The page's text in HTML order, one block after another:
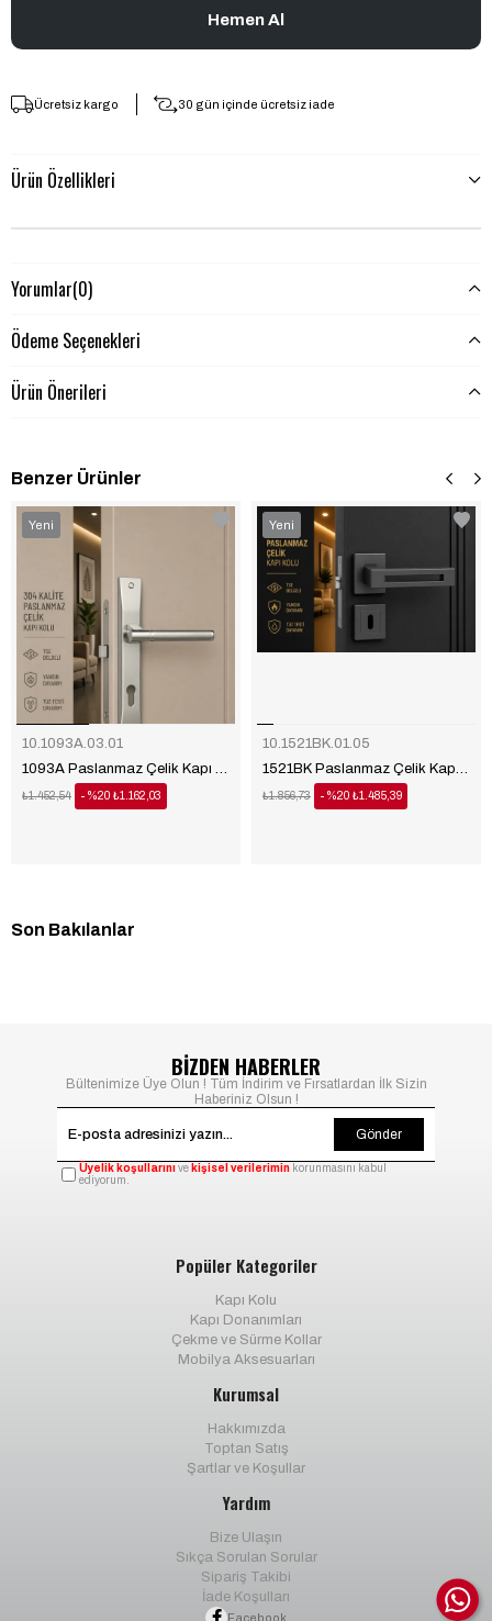
Ücretsiz kargo 30 gün içinde ücretsiz iade
Ürün Özellikleri
Yorumlar(0)
Ödeme Seçenekleri
Ürün Önerileri
Benzer Ürünler
10.1093A.03.01
1093A Paslanmaz Çelik Kapı Kolu
%20 ₺1.162,03
₺1.452,54
Yeni
10.1521BK.01.05
1521BK Paslanmaz Çelik Kapı Kolu
%20 ₺1.485,39
₺1.856,73
Yeni
Ürün
Son Bakılanlar
BİZDEN HABERLER
Bültenimize Üye Olun ! Tüm İndirim ve Fırsatlardan İlk Sizin
Haberiniz Olsun !
Gönder
Üyelik koşullarınıve kişisel verilerimin korunmasını kabul
ediyorum.
Popüler Kategoriler
Kapı Kolu
Kapı Donanımları
Çekme ve Sürme Kollar
Mobilya Aksesuarları
Kurumsal
Hakkımızda
Toptan Satış
Şartlar ve Koşullar
Yardım
Bize Ulaşın
Sıkça Sorulan Sorular
Sipariş Takibi
İade Koşulları
Facebook